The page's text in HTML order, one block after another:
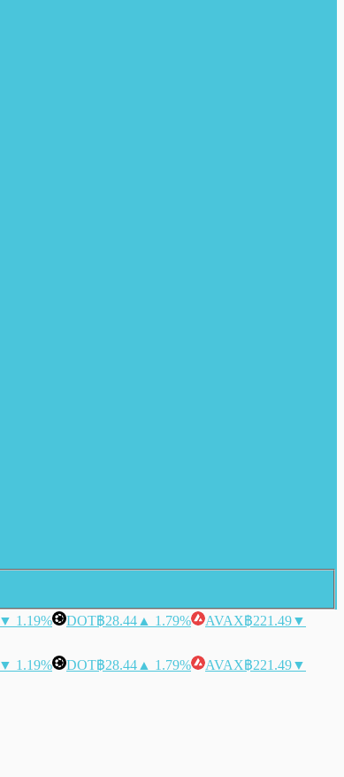
▼ 1.19% DOT฿28.44 ▲ 1.79% AVAX฿221.49▼
▼ 1.19% DOT฿28.44 ▲ 1.79% AVAX฿221.49▼